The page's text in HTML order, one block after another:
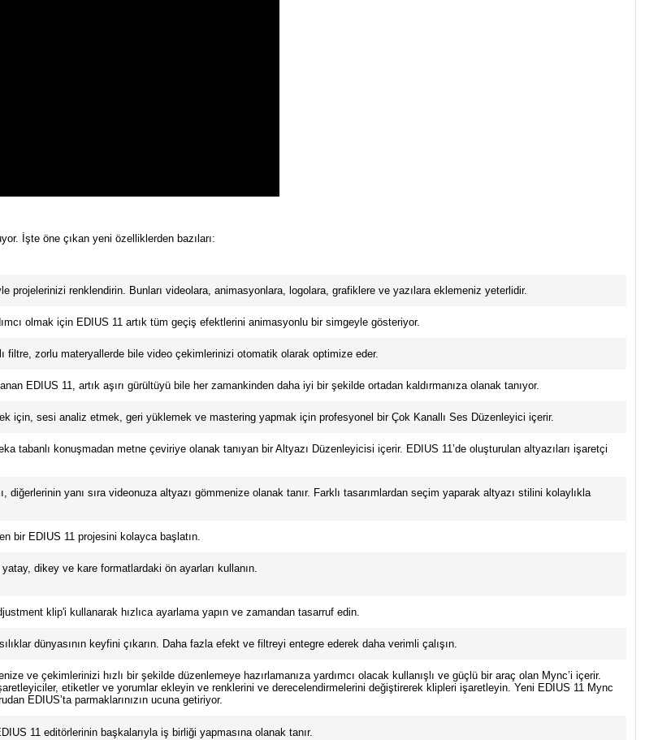
İşte öne çıkan yeni özelliklerden bazıları:
projelerinizi renklendirin. Bunları videolara, animasyonlara, logolara, grafiklere ve yazılara eklemeniz yeterlidir.
olmak için EDIUS 11 artık tüm geçiş efektlerini animasyonlu bir simgeyle gösteriyor.
filtre, zorlu materyallerde bile video çekimlerinizi otomatik olarak optimize eder.
EDIUS 11, artık aşırı gürültüyü bile her zamankinden daha iyi bir şekilde ortadan kaldırmanıza olanak tanıyor.
için, sesi analiz etmek, geri yüklemek ve mastering yapmak için profesyonel bir Çok Kanallı Ses Düzenleyici içerir.
tabanlı konuşmadan metne çeviriye olanak tanıyan bir Altyazı Düzenleyicisi içerir. EDIUS 11’de oluşturulan altyazıları işaretçi
diğerlerinin yanı sıra videonuza altyazı gömmenize olanak tanır. Farklı tasarımlardan seçim yaparak altyazı stilini kolaylıkla
bir EDIUS 11 projesini kolayca başlatın.
dikey ve kare formatlardaki ön ayarları kullanın.
klip'i kullanarak hızlıca ayarlama yapın ve zamandan tasarruf edin.
dünyasının keyfini çıkarın. Daha fazla efekt ve filtreyi entegre ederek daha verimli çalışın.
ve çekimlerinizi hızlı bir şekilde düzenlemeye hazırlamanıza yardımcı olacak kullanışlı ve güçlü bir araç olan Mync’i içerir.
etiketler ve yorumlar ekleyin ve renklerini ve derecelendirmelerini değiştirerek klipleri işaretleyin. Yeni EDIUS 11 Mync
EDIUS’ta parmaklarınızın ucuna getiriyor.
11 editörlerinin başkalarıyla iş birliği yapmasına olanak tanır.